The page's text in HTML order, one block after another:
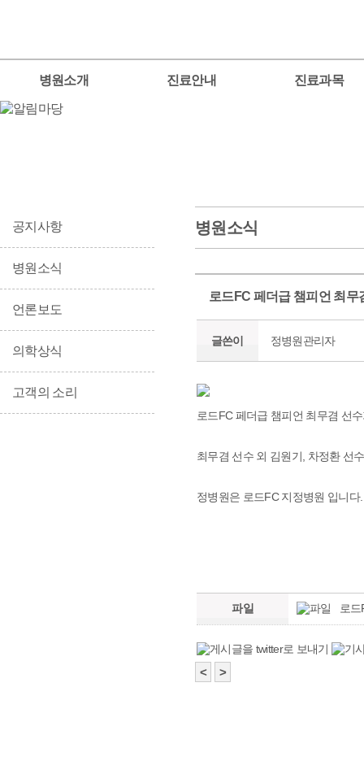
병원소개 진료안내 진료과목
공지사항
병원소식
언론보도
의학상식
고객의 소리
병원소식
로드FC 페더급 챔피언 최
글쓴이 정병원관리자
로드FC 페더급 챔피언 최무겸 선
최무겸 선수 외 김원기, 차정환 선
정병원은 로드FC 지정병원 입니다.
파일 로
< >